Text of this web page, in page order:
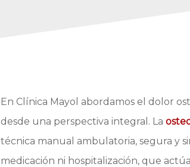
En Clínica Mayol abordamos el dolor
desde una perspectiva integral. La
técnica manual ambulatoria, segura y
medicación ni hospitalización, que